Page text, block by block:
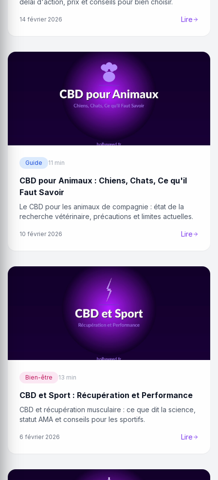
délai d'action, prix et conseils pour bien choisir.
14 février 2026 Lire
Guide 11 min
CBD pour Animaux : Chiens, Chats, Ce qu'il
Faut Savoir
Le CBD pour les animaux de compagnie : état de la
recherche vétérinaire, précautions et limites actuelles.
10 février 2026 Lire
Bien-être 13 min
CBD et Sport : Récupération et Performance
CBD et récupération musculaire : ce que dit la science,
statut AMA et conseils pour les sportifs.
6 février 2026 Lire